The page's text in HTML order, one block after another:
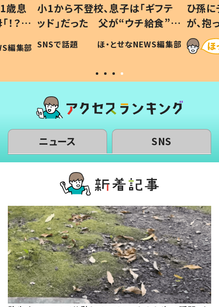
歳息
？」
編集部
小1から不登校、息子は「ギフテ
ッド」だった 父が“ウチ給食”を
作り続ける理由とは #令和の親
#令和の子
SNSで話題 ほ・とせなNEWS編集部
ひ孫
が、
「涙が
い」
ニュース SNS